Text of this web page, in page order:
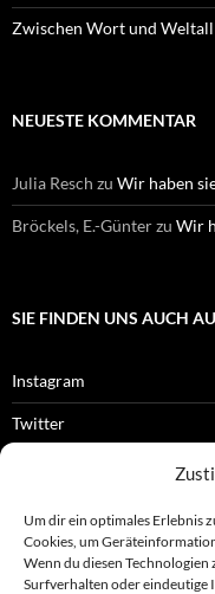
Um dir ein optimales Erlebnis
Cookies, um
Wenn du diesen
Surfverhalten oder eindeutige
Zwischen Wort und
NEUESTE KOMMENTAR
Julia Resch zu Wir haben
Bröckels, E.-Günterzu Wir
SIE FINDEN UNS AUCH
Instagram
Twitter